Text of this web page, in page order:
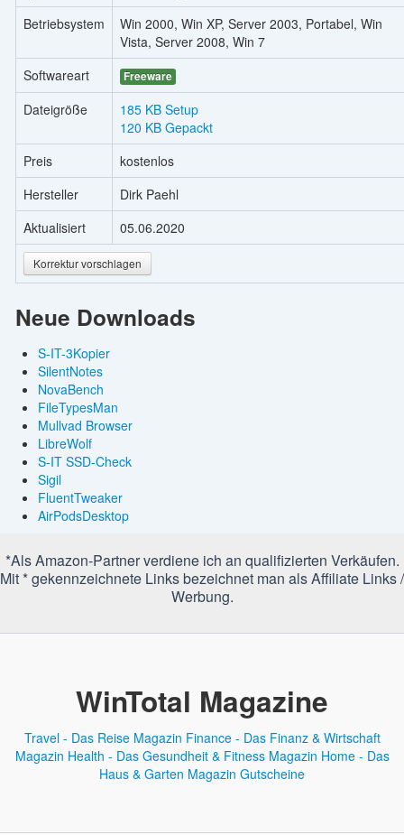
Betriebsystem
Win 2000, Win XP, Server 2003, Portabel, Win
Vista, Server 2008, Win 7
Softwareart
Freeware
Dateigröße
185 KB Setup
120 KB Gepackt
Preis
kostenlos
Hersteller
Dirk Paehl
Aktualisiert
05.06.2020
Korrektur vorschlagen
Neue Downloads
S-IT-3Kopier
SilentNotes
NovaBench
FileTypesMan
Mullvad Browser
LibreWolf
S-IT SSD-Check
Sigil
FluentTweaker
AirPodsDesktop
*Als Amazon-Partner verdiene ich an qualifizierten Verkäufen.
Mit * gekennzeichnete Links bezeichnet man als Affiliate Links /
Werbung.
WinTotal Magazine
Travel - Das Reise Magazin Finance - Das Finanz & Wirtschaft
Magazin Health - Das Gesundheit & Fitness Magazin Home - Das
Haus & Garten Magazin Gutscheine